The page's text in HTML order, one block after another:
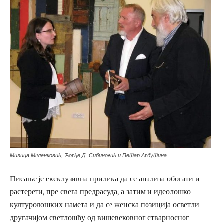
Милица Миленковић, Ђорђе Д. Сибиновић и Петар Арбутина
Писање је ексклузивна прилика да се анализа обогати и
растерети, пре свега предрасуда, а затим и идеолошко-
културолошких намета и да се женска позиција осветли
другачијом светлошћу од вишевековног стварносног